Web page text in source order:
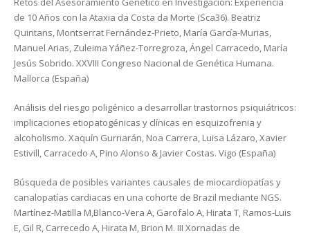
de 10 Años con la Ataxia da Costa da Morte (Sca36). Beatriz
Quintans, Montserrat Fernández-Prieto, María García-Murias,
Manuel Arias, Zuleima Yáñez-Torregroza, Ángel Carracedo, María
Jesús Sobrido. XXVIII Congreso Nacional de Genética Humana.
Mallorca (España)
Análisis del riesgo poligénico a desarrollar trastornos psiquiátricos:
implicaciones etiopatogénicas y clínicas en esquizofrenia y
alcoholismo. Xaquín Gurriarán, Noa Carrera, Luisa Lázaro, Xavier
Estivill, Carracedo A, Pino Alonso & Javier Costas. Vigo (España)
Búsqueda de posibles variantes causales de miocardiopatías y
canalopatías cardiacas en una cohorte de Brazil mediante NGS.
Martínez-Matilla M,Blanco-Vera A, Garofalo A, Hirata T, Ramos-Luis
E, Gil R, Carrecedo A, Hirata M, Brion M. III Xornadas de